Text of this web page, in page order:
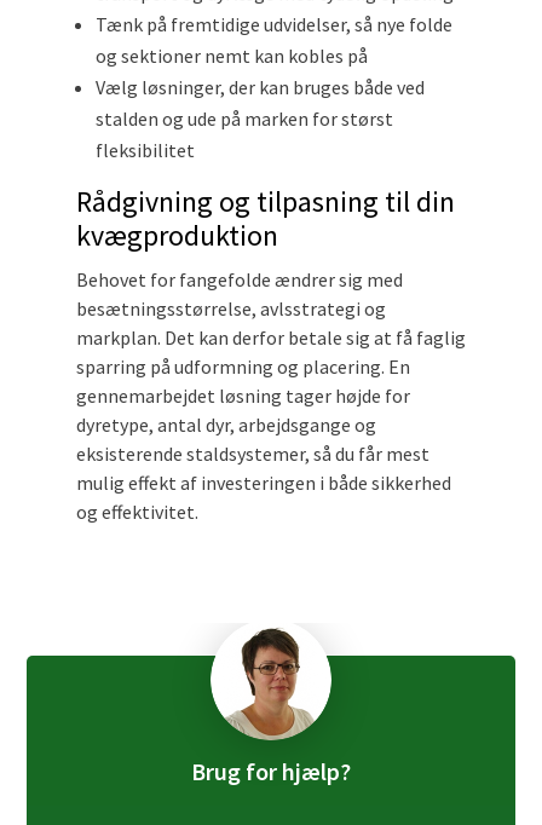
Tænk på fremtidige udvidelser, så nye folde
og sektioner nemt kan kobles på
Vælg løsninger, der kan bruges både ved
stalden og ude på marken for størst
fleksibilitet
Rådgivning og tilpasning til din
kvægproduktion
Behovet for fangefolde ændrer sig med
besætningsstørrelse, avlsstrategi og
markplan. Det kan derfor betale sig at få faglig
sparring på udformning og placering. En
gennemarbejdet løsning tager højde for
dyretype, antal dyr, arbejdsgange og
eksisterende staldsystemer, så du får mest
mulig effekt af investeringen i både sikkerhed
og effektivitet.
Brug for hjælp?